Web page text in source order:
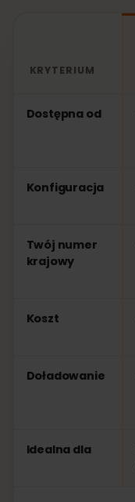
KRYTERIUM
Dostępna od
Konfiguracja
Twój numer
krajowy
Koszt
Doładowanie
Idealna dla